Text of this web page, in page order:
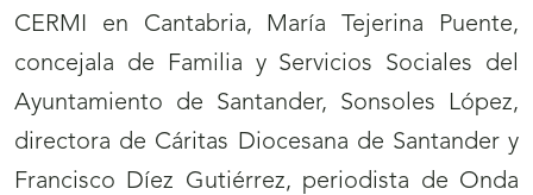
CERMI en Cantabria, María Tejerina Puente,
concejala de Familia y Servicios Sociales del
Ayuntamiento de Santander, Sonsoles López,
directora de Cáritas Diocesana de Santander y
Francisco Díez Gutiérrez, periodista de Onda